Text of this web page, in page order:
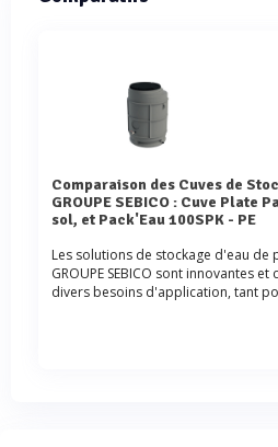
Comparaison des Cuves de Stockage d'Eau de Pluie de
GROUPE SEBICO : Cuve Plate
sol, et Pack'Eau 100SPK - PE
Les solutions de stockage d'eau
GROUPE SEBICO sont innovantes
divers besoins d'application, tant